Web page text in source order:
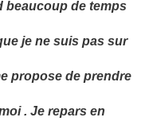
beaucoup de temps
je ne suis pas sur
propose de prendre
. Je repars en